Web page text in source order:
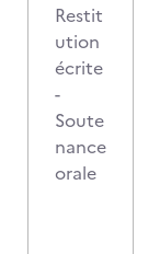
Restit
ution
écrite
-
Soute
nance
orale